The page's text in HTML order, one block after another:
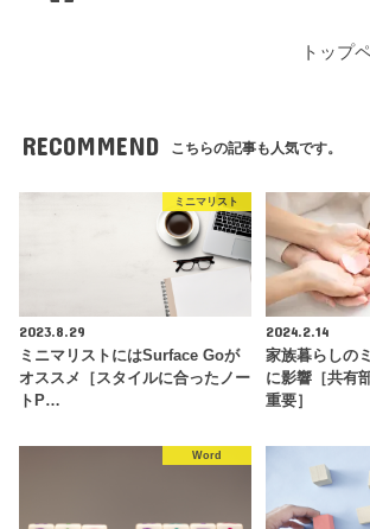
トップ
RECOMMEND こちらの記事も人気です。
ミニマリスト
2023.8.29
ミニマリストにはSurface Goが
オススメ［スタイルに合ったノー
トP…
2024.2.14
家族暮らしの
に影響［共有
重要］
Word